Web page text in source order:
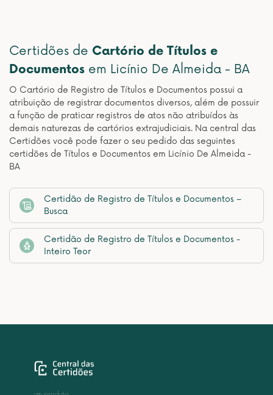
Certidões de Cartório de Títulos e
Documentos em Licínio De Almeida - BA
O Cartório de Registro de Títulos e Documentos possui a
atribuição de registrar documentos diversos, além de possuir
a função de praticar registros de atos não atribuídos às
demais naturezas de cartórios extrajudiciais. Na central das
Certidões você pode fazer o seu pedido das seguintes
certidões de Títulos e Documentos em Licínio De Almeida -
BA
Certidão de Registro de Títulos e Documentos –
Busca
Certidão de Registro de Títulos e Documentos -
Inteiro Teor